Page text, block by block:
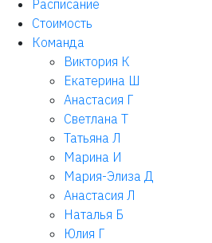
Расписание
Стоимость
Команда
Виктория К
Екатерина Ш
Анастасия Г
Светлана Т
Татьяна Л
Марина И
Мария-Элиза Д
Анастасия Л
Наталья Б
Юлия Г